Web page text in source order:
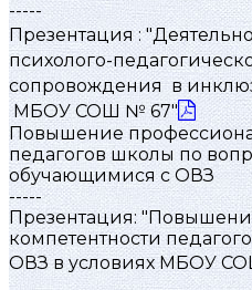
-----
Презентация :
психолого-
сопровождения в
МБОУ СОШ № 67"
Повышение
педагогов школы по
обучающимися с ОВЗ
-----
Презентация:
компетентности
ОВЗ в условиях МБОУ